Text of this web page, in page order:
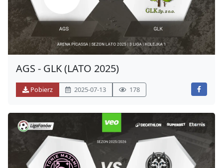
AGS - GLK (LATO 2025)
Pobierz 2025-07-13 178